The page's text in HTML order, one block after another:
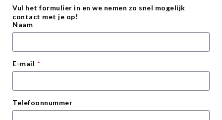
Vul het formulier in en we nemen zo snel mogelijk
contact met je op!
Naam
E-mail
Telefoonnummer